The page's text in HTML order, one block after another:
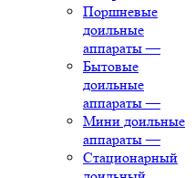
Поршневые
доильные
аппараты —
Бытовые
доильные
аппараты —
Мини доильные
аппараты —
Стационарный